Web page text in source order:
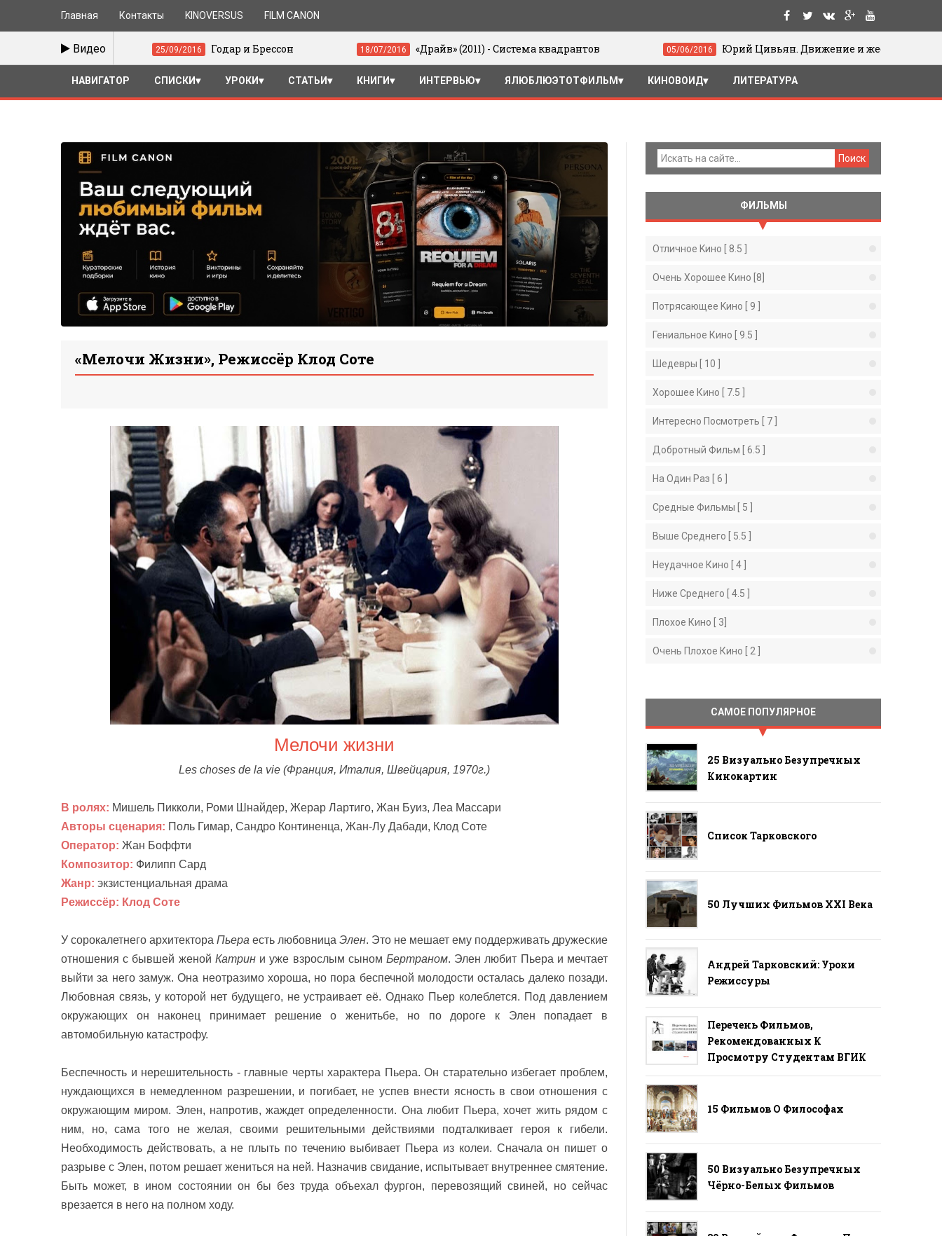
Главная Контакты KINOVERSUS FILM CANON
Видео
25/09/2016 Годар и Брессон 18/07/2016 «Драйв» (2011) - Система квадрантов 05/06/2016 Юрий Цивьян. Движение и жест в кино
НАВИГАТОР СПИСКИ УРОКИ СТАТЬИ КНИГИ ИНТЕРВЬЮ ЯЛЮБЛЮЭТОТФИЛЬМ КИНОВОИД ЛИТЕРАТУРА
«Мелочи Жизни», Режиссёр Клод Соте
Мелочи жизни
Les choses de la vie (Франция, Италия, Швейцария, 1970г.)
В ролях: Мишель Пикколи, Роми Шнайдер, Жерар Лартиго, Жан Буиз, Леа Массари
Авторы сценария: Поль Гимар, Сандро Континенца, Жан-Лу Дабади, Клод Соте
Оператор: Жан Боффти
Композитор: Филипп Сард
Жанр: экзистенциальная драма
Режиссёр: Клод Соте
У сорокалетнего архитектора Пьера есть любовница Элен. Это не мешает ему поддерживать дружеские
отношения с бывшей женой Катрин и уже взрослым сыном Бертраном. Элен любит Пьера и мечтает
выйти за него замуж. Она неотразимо хороша, но пора беспечной молодости осталась далеко позади.
Любовная связь, у которой нет будущего, не устраивает её. Однако Пьер колеблется. Под давлением
окружающих он наконец принимает решение о женитьбе, но по дороге к Элен попадает в
автомобильную катастрофу.
Беспечность и нерешительность - главные черты характера Пьера. Он старательно избегает проблем,
нуждающихся в немедленном разрешении, и погибает, не успев внести ясность в свои отношения с
окружающим миром. Элен, напротив, жаждет определенности. Она любит Пьера, хочет жить рядом с
ним, но, сама того не желая, своими решительными действиями подталкивает героя к гибели.
Необходимость действовать, а не плыть по течению выбивает Пьера из колеи. Сначала он пишет о
разрыве с Элен, потом решает жениться на ней. Назначив свидание, испытывает внутреннее смятение.
Быть может, в ином состоянии он бы без труда объехал фургон, перевозящий свиней, но сейчас
врезается в него на полном ходу.
ФИЛЬМЫ
Отличное Kино [ 8.5 ]
Очень Хорошее Кино [8]
Потрясающее Kино [ 9 ]
Гениальное Кино [ 9.5 ]
Шедевры [ 10 ]
Хорошее Кино [ 7.5 ]
Интересно Посмотреть [ 7 ]
Добротный Фильм [ 6.5 ]
На Один Раз [ 6 ]
Средные Фильмы [ 5 ]
Выше Среднего [ 5.5 ]
Неудачное Кино [ 4 ]
Ниже Среднего [ 4.5 ]
Плохое Кино [ 3]
Очень Плохое Кино [ 2 ]
САМОЕ ПОПУЛЯРНОЕ
25 Визуально Безупречных
Кинокартин
Список Тарковского
50 Лучших Фильмов ХХI Века
Андрей Тарковский: Уроки
Режиссуры
Перечень Фильмов,
Рекомендованных К
Просмотру Студентам ВГИК
15 Фильмов О Философах
50 Визуально Безупречных
Чёрно-Белых Фильмов